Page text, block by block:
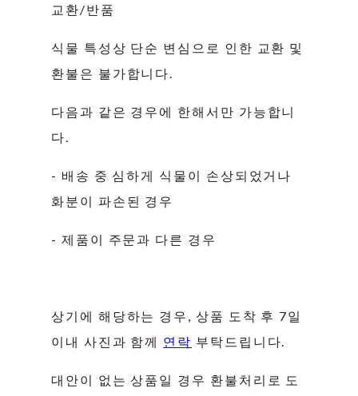
교환/반품
식물 특성상 단순 변심으로 인한 교환 및
환불은 불가합니다.
다음과 같은 경우에 한해서만 가능합니
다.
- 배송 중 심하게 식물이 손상되었거나
화분이 파손된 경우
- 제품이 주문과 다른 경우
상기에 해당하는 경우, 상품 도착 후 7일
이내 사진과 함께 연락 부탁드립니다.
대안이 없는 상품일 경우 환불처리로 도